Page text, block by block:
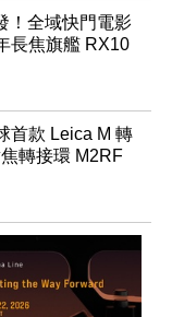
！全域快門電影
長焦旗艦 RX10
首款 Leica M 轉
轉接環 M2RF